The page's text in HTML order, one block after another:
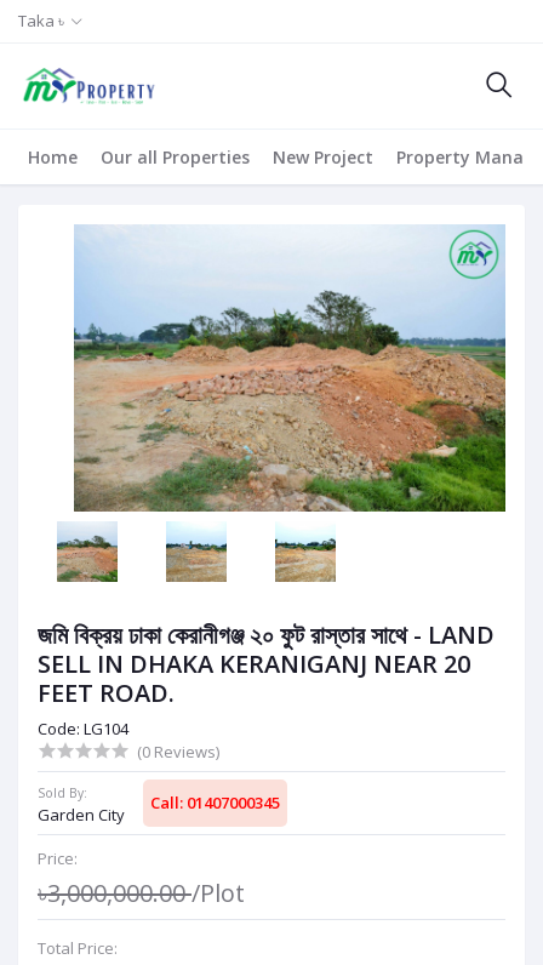
Taka ৳
Home Our all Properties New Project Property
জমি বিক্রয় ঢাকা কেরানীগঞ্জ ২০ ফুট রাস্তার সাথে - LAND
SELL IN DHAKA KERANIGANJ NEAR 20
FEET ROAD.
Code: LG104
(0 Reviews)
Sold By:
Garden City
Call: 01407000345
Price:
৳3,000,000.00/Plot
Total Price: